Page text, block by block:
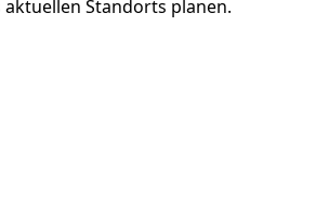
Standorts planen.